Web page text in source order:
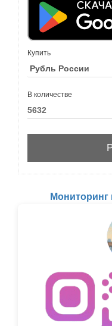
Купить
В количестве